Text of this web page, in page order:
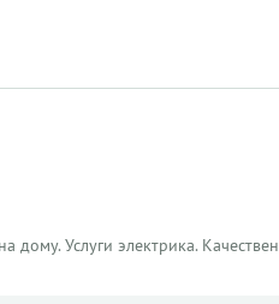
Услуги электрика.